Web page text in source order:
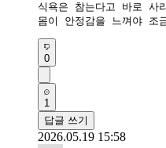
식욕은 참는다고 바로 사
몸이 안정감을 느껴야 조
0
1
답글 쓰기
2026.05.19 15:58